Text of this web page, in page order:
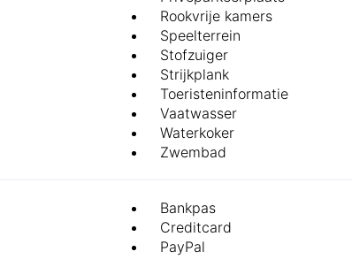
Rookvrije kamers
Speelterrein
Stofzuiger
Strijkplank
Toeristeninformatie
Vaatwasser
Waterkoker
Zwembad
Bankpas
Creditcard
PayPal